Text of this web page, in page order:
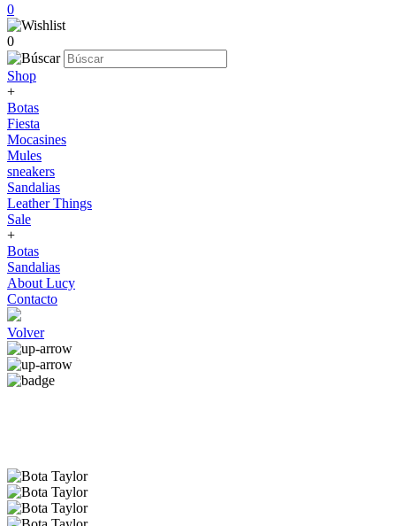
0
0
Shop
+
Botas
Fiesta
Mocasines
Mules
sneakers
Sandalias
Leather Things
Sale
+
Botas
Sandalias
About Lucy
Contacto
Volver